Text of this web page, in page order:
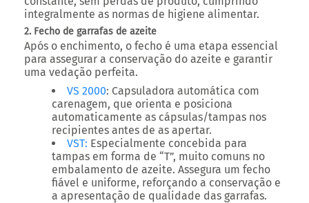
integralmente as normas de higiene alimentar.
2. Fecho de garrafas de azeite
Após o enchimento, o fecho é uma etapa essencial
para assegurar a conservação do azeite e garantir
uma vedação perfeita.
VS 2000: Capsuladora automática com
carenagem, que orienta e posiciona
automaticamente as cápsulas/tampas nos
recipientes antes de as apertar.
VST: Especialmente concebida para
tampas em forma de “T”, muito comuns no
embalamento de azeite. Assegura um fecho
fiável e uniforme, reforçando a conservação e
a apresentação de qualidade das garrafas.